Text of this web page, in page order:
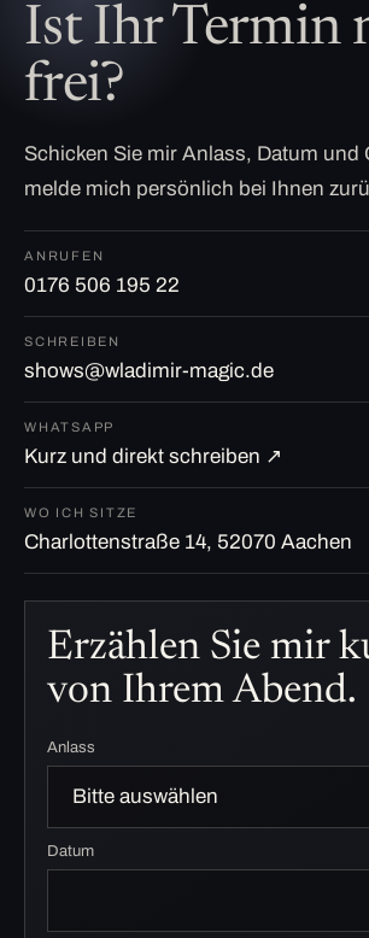
Ist Ihr Termin
frei?
Schicken Sie mir Anlass, Datum und
melde mich persönlich bei Ihnen
ANRUFEN
0176 506 195 22
SCHREIBEN
shows@wladimir-magic.de
WHATSAPP
Kurz und direkt schreiben ↗
WO ICH SITZE
Charlottenstraße 14, 52070 Aachen
Erzählen Sie mir
von Ihrem Abend.
Anlass
Datum